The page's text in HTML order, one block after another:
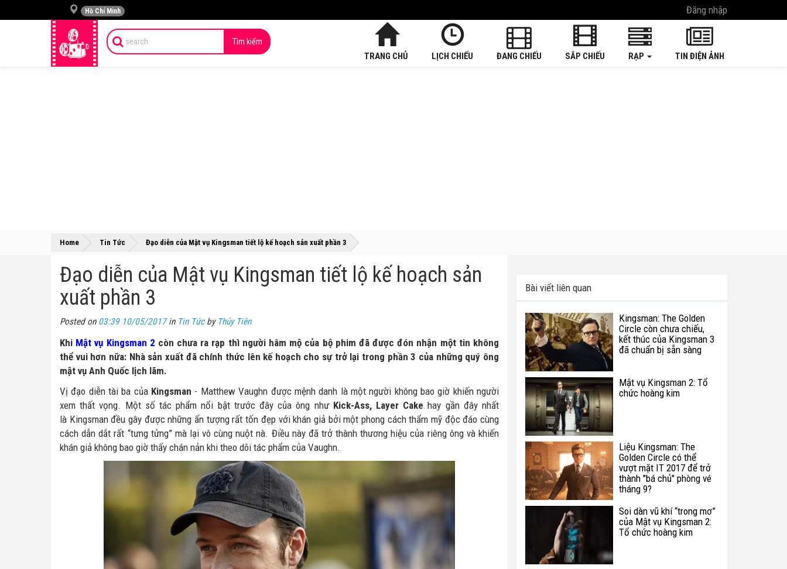
Hồ Chí Minh Đăng nhập
Tìm kiếm
TRANG CHỦ LỊCH CHIẾU ĐANG CHIẾU SẮP CHIẾU RẠP TIN ĐIỆN ẢNH
Home »
Tin Tức »
Đạo diễn của Mật vụ Kingsman tiết lộ kế hoạch sản xuất phần 3
Đạo diễn của Mật vụ Kingsman tiết lộ kế hoạch sản
xuất phần 3
Posted on 03:39 10/05/2017in Tin Tứcby Thủy Tiên
Khi Mật vụ Kingsman 2 còn chưa ra rạp thì người hâm mộ của bộ phim đã được đón nhận một tin không
thể vui hơn nữa: Nhà sản xuất đã chính thức lên kế hoạch cho sự trở lại trong phần 3 của những quý ông
mật vụ Anh Quốc lịch lãm.
Vị đạo diễn tài ba của Kingsman - Matthew Vaughn được mệnh danh là một người không bao giờ khiến người
xem thất vọng. Một số tác phẩm nổi bật trước đây của ông như Kick-Ass,Layer Cake hay gần đây nhất
là Kingsman đều gây được những ấn tượng rất tốn đẹp với khán giả bởi một phong cách thẩm mỹ độc đáo cùng
cách dẫn dắt rất “tưng tửng” mà lại vô cùng nuột nà. Điều này đã trở thành thương hiệu của riêng ông và khiến
khán giả không bao giờ thấy chán nản khi theo dõi tác phẩm của Vaughn.
Bài viết liên quan
Kingsman: The Golden
Circle còn chưa chiếu,
kết thúc của Kingsman 3
đã chuẩn bị sẵn sàng
Mật vụ Kingsman 2: Tổ
chức hoàng kim
Liệu Kingsman: The
Golden Circle có thể
vượt mặt IT 2017 để trở
thành "bá chủ" phòng vé
tháng 9?
Soi dàn vũ khí “trong mơ”
của Mật vụ Kingsman 2:
Tổ chức hoàng kim